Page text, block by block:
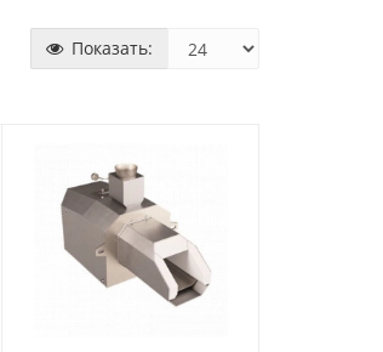
Показать: